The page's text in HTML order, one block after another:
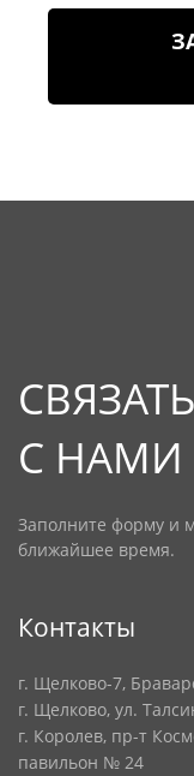
С НАМИ
Заполните форму и
ближайшее время.
Контакты
г. Щелково-7,
г. Щелково, ул.
г. Королев, пр-т
павильон № 24